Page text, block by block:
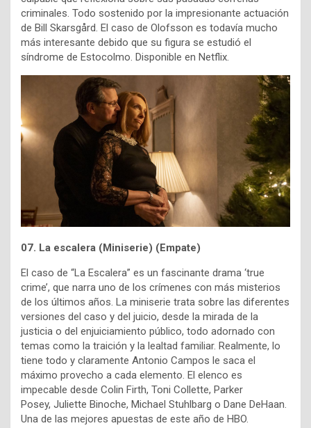
criminales. Todo sostenido por la impresionante actuación
de Bill Skarsgård. El caso de Olofsson es todavía mucho
más interesante debido que su figura se estudió el
síndrome de Estocolmo. Disponible en Netflix.
07. La escalera (Miniserie) (Empate)
El caso de “La Escalera” es un fascinante drama ‘true
crime’, que narra uno de los crímenes con más misterios
de los últimos años. La miniserie trata sobre las diferentes
versiones del caso y del juicio, desde la mirada de la
justicia o del enjuiciamiento público, todo adornado con
temas como la traición y la lealtad familiar. Realmente, lo
tiene todo y claramente Antonio Campos le saca el
máximo provecho a cada elemento. El elenco es
impecable desde Colin Firth, Toni Collette, Parker
Posey, Juliette Binoche, Michael Stuhlbarg o Dane DeHaan.
Una de las mejores apuestas de este año de HBO.